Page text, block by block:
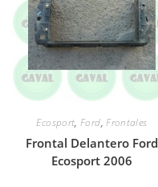
Ecosport,Ford,Frontales
Frontal Delantero Ford
Ecosport 2006